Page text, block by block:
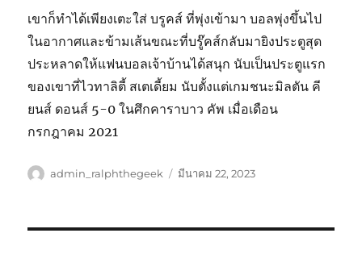
เขาก็ทำได้เพียงเตะใส่ บรูคส์ ที่พุ่งเข้ามา บอลพุ่งขึ้นไป
ในอากาศและข้ามเส้นขณะที่บรู๊คส์กลับมายิงประตูสุด
ประหลาดให้แฟนบอลเจ้าบ้านได้สนุก นับเป็นประตูแรก
ของเขาที่ไวทาลิตี้ สเตเดี้ยม นับตั้งแต่เกมชนะมิลตัน คี
ยนส์ ดอนส์ 5-0 ในศึกคาราบาว คัพ เมื่อเดือน
กรกฎาคม 2021
ผู้
admin_ralphthegeek
เขียน
มีนาคม 22, 2023